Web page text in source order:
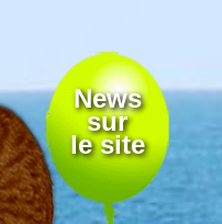
News
sur
le site